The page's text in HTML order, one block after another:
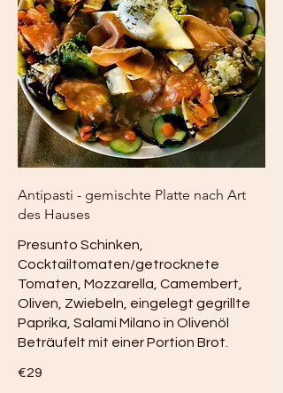
Antipasti - gemischte Platte nach Art
des Hauses
Presunto Schinken,
Cocktailtomaten/getrocknete
Tomaten, Mozzarella, Camembert,
Oliven, Zwiebeln, eingelegt gegrillte
Paprika, Salami Milano in Olivenöl
Beträufelt mit einer Portion Brot.
€29